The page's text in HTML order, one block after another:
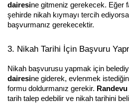
dairesine gitmeniz gerekecek. Eğer
şehirde nikah kıymayı tercih
başvurmanız gerekecektir.
3. Nikah Tarihi İçin Başvuru
Nikah başvurusu yapmak için
dairesine giderek, evlenmek
formu doldurmanız gerekir.
tarih talep edebilir ve nikah tarihini